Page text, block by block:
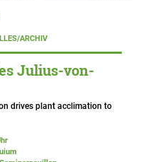
ARCHIV
Julius-von-
drives plant acclimation to